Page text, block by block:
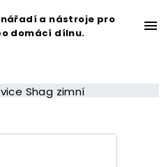
a nástroje pro
domácí dílnu.
Shag zimní
menu